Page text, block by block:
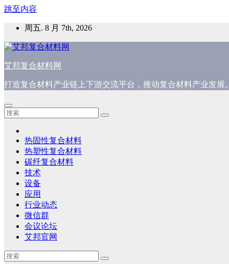
跳至内容
周五. 8 月 7th, 2026
艾邦复合材料网
打造复合材料产业链上下游交流平台，推动复合材料产业发展
热固性复合材料
热塑性复合材料
碳纤复合材料
技术
设备
应用
行业动态
微信群
会议论坛
艾邦官网